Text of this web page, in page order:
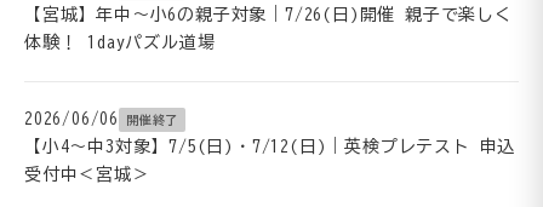
【宮城】年中～小6の親子対象｜7/26(日)開催 親子で楽しく
体験！ 1dayパズル道場
2026/06/06 開催終了
【小4～中3対象】7/5(日)・7/12(日)｜英検プレテスト 申込
受付中＜宮城＞